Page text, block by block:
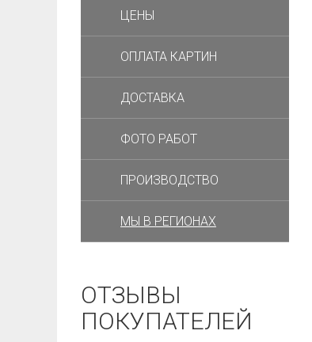
ЦЕНЫ
ОПЛАТА КАРТИН
ДОСТАВКА
ФОТО РАБОТ
ПРОИЗВОДСТВО
МЫ В РЕГИОНАХ
ОТЗЫВЫ
ПОКУПАТЕЛЕЙ